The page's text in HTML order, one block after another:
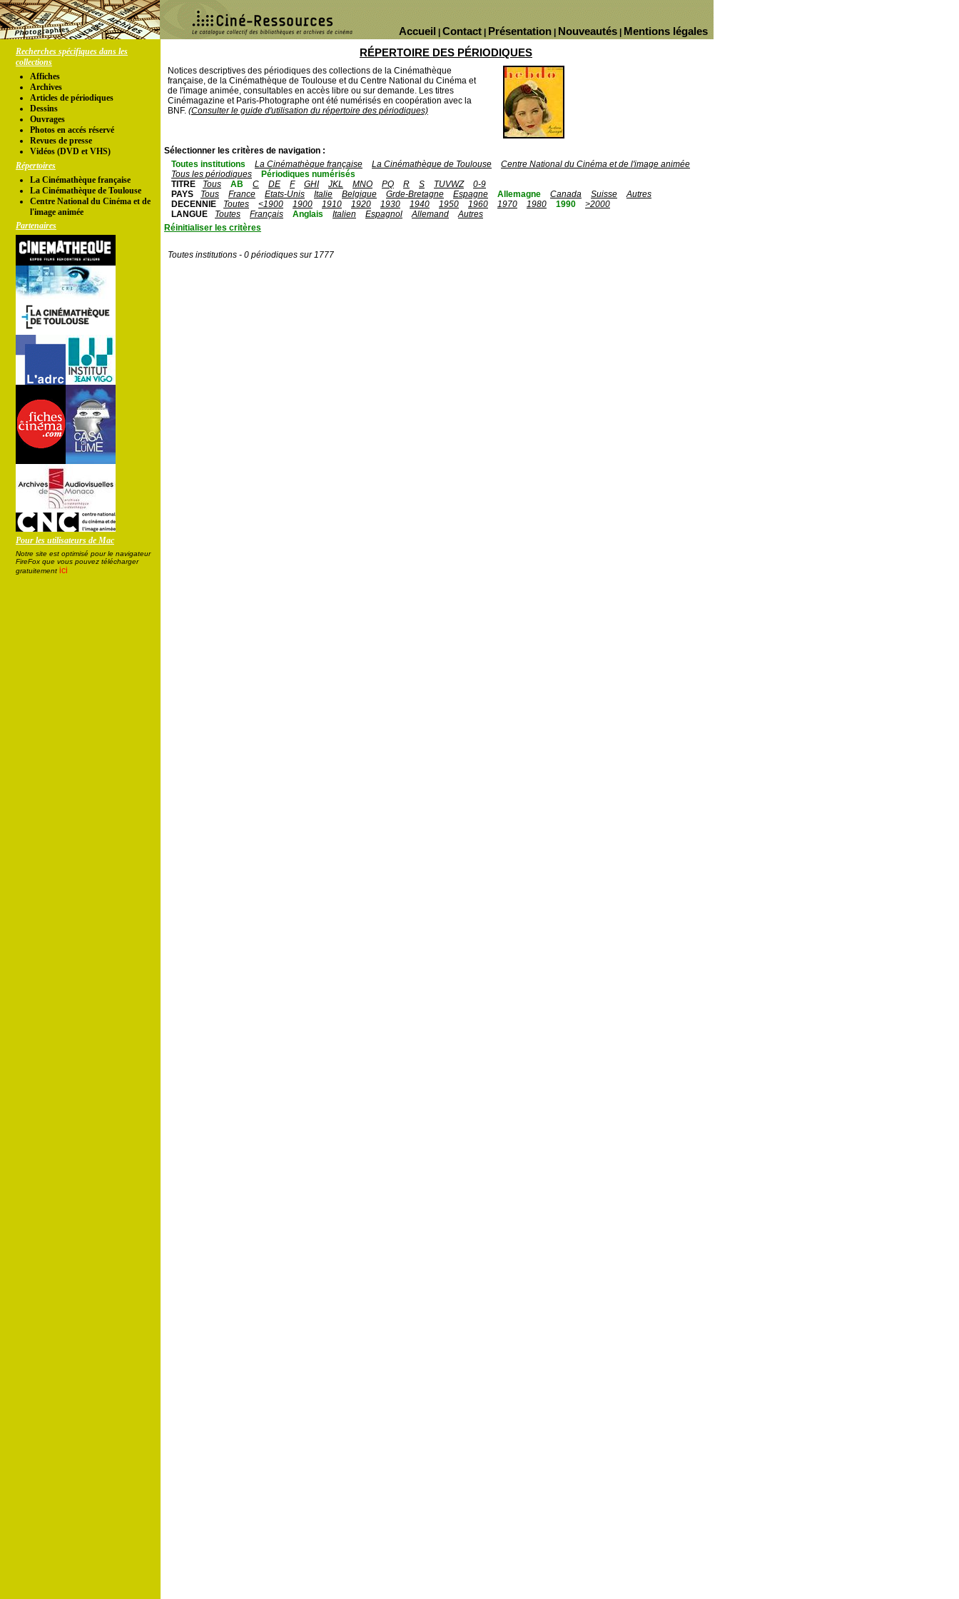
Mentions légales
Nouveautés
Présentation
Contact
Accueil
Recherches spécifiques dans les
collections
Affiches
Archives
Articles de périodiques
Dessins
Ouvrages
Photos en accés réservé
Revues de presse
Vidéos (DVD et VHS)
Répertoires
La Cinémathèque française
La Cinémathèque de Toulouse
Centre National du Cinéma et de
l'image animée
Partenaires
Pour les utilisateurs de Mac
Notre site est optimisé pour le navigateur
FireFox que vous pouvez télécharger
gratuitement ici
RÉPERTOIRE DES PÉRIODIQUES
Notices descriptives des périodiques des collections de la Cinémathèque
française, de la Cinémathèque de Toulouse et du Centre National du Cinéma et
de l'image animée, consultables en accès libre ou sur demande. Les titres
Cinémagazine et Paris-Photographe ont été numérisés en coopération avec la
BNF. (Consulter le guide d'utilisation du répertoire des périodiques)
Sélectionner les critères de navigation :
Toutes institutions
La Cinémathèque française La Cinémathèque de Toulouse
Centre National du Cinéma et de l'image animée
Tous les périodiques
Périodiques numérisés
TITRE
Tous AB C DE F GHI JKL MNO PQ R S TUVWZ
0-9
PAYS
Tous France Etats-Unis Italie Belgique Grde-Bretagne Espagne Allemagne Canada Suisse
Autres
DECENNIE
Toutes <1900 1900 1910 1920 1930 1940 1950 1960 1970 1980 1990
>2000
LANGUE
Toutes Français Anglais Italien Espagnol Allemand
Autres
Réinitialiser les critères
Toutes institutions - 0 périodiques sur 1777